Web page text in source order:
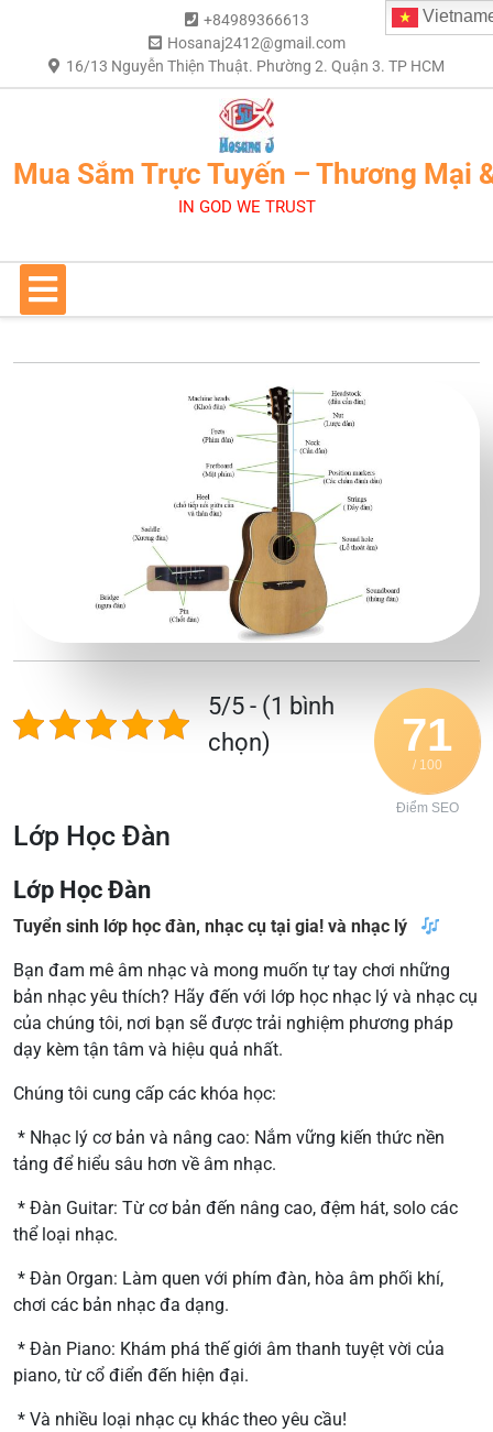
+84989366613
Hosanaj2412@gmail.com
16/13 Nguyễn Thiện Thuật. Phường 2. Quận 3. TP HCM
Mua Sắm Trực Tuyến – Thương Mại
IN GOD WE TRUST
71
/ 100
Điểm SEO
5/5 - (1 bình
chọn)
Lớp Học Đàn
Lớp Học Đàn​
Tuyển sinh lớp học đàn, nhạc cụ tại gia! và nhạc lý
Bạn đam mê âm nhạc và mong muốn tự tay chơi những
bản nhạc yêu thích? Hãy đến với lớp học nhạc lý và nhạc cụ
của chúng tôi, nơi bạn sẽ được trải nghiệm phương pháp
dạy kèm tận tâm và hiệu quả nhất.
Chúng tôi cung cấp các khóa học:
* Nhạc lý cơ bản và nâng cao: Nắm vững kiến thức nền
tảng để hiểu sâu hơn về âm nhạc.
* Đàn Guitar: Từ cơ bản đến nâng cao, đệm hát, solo các
thể loại nhạc.
* Đàn Organ: Làm quen với phím đàn, hòa âm phối khí,
chơi các bản nhạc đa dạng.
* Đàn Piano: Khám phá thế giới âm thanh tuyệt vời của
piano, từ cổ điển đến hiện đại.
* Và nhiều loại nhạc cụ khác theo yêu cầu!